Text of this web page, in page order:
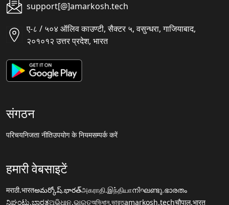
support[@]amarkosh.tech
ए-८ / ५०४ ऑलिव काउण्टी, सैक्टर ५, वसुन्धरा, गाजियाबाद,
२०१०१२ उत्तर प्रदेश, भारत
संगठन
परिचयनिजता नीतिउपयोग के नियमसम्पर्क करें
हमारी वेबसाइटें
मराठी.भारतఅమర్కోష్.భారత్அகராதி.இந்தியாനിഘണ്ടു.ഭാരതം
ನಿಘಂಟು.ಭಾರತଅଭିଧାନ.ଭାରତঅভিধান.ভারতamarkosh.techचौपाल.भारत